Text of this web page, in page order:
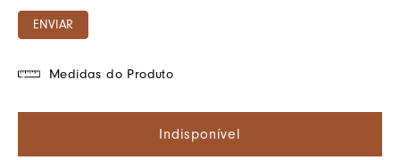
ENVIAR
Medidas do Produto
Indisponível